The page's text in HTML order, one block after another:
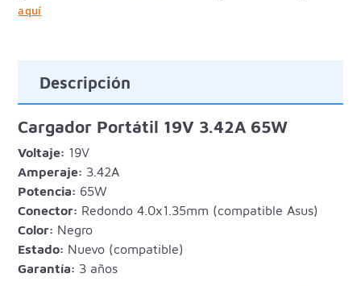
aquí
Descripción
Cargador Portátil 19V 3.42A 65W
Voltaje: 19V
Amperaje: 3.42A
Potencia: 65W
Conector: Redondo 4.0x1.35mm (compatible Asus)
Color: Negro
Estado: Nuevo (compatible)
Garantía: 3 años